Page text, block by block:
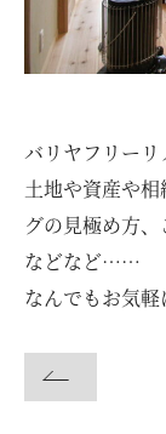
バリヤフリーリ
土地や資産や
グの見極め方
などなど……
なんでもお気軽